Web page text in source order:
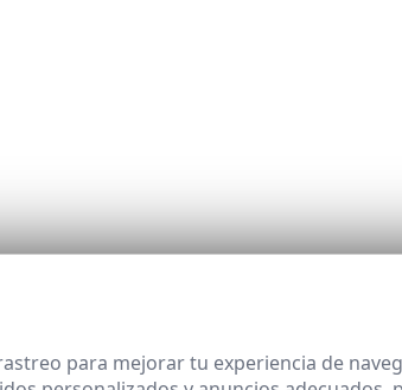
para mejorar tu experiencia de